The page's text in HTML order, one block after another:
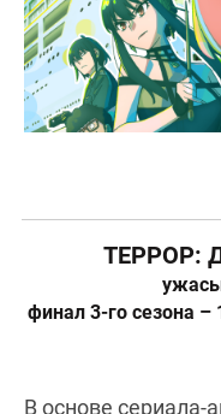
ТЕРРОР:
финал 3-го сезона
В основе сериала-